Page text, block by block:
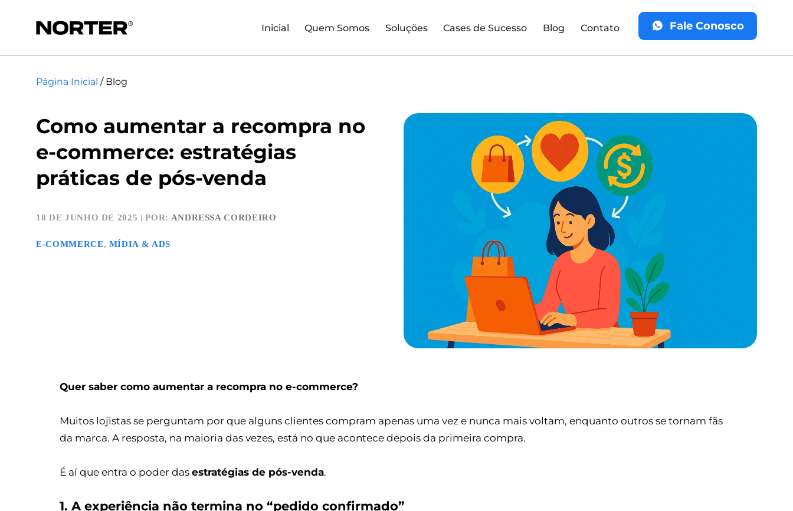
Inicial Quem Somos Soluções Cases de Sucesso Blog Contato Fale Conosco
Página Inicial / Blog
Como aumentar a recompra no
e-commerce: estratégias
práticas de pós-venda
18 DE JUNHO DE 2025 |POR: ANDRESSA CORDEIRO
E-COMMERCE, MÍDIA & ADS
Quer saber como aumentar a recompra no e-commerce?
Muitos lojistas se perguntam por que alguns clientes compram apenas uma vez e nunca mais voltam, enquanto outros se tornam fãs
da marca. A resposta, na maioria das vezes, está no que acontece depois da primeira compra.
É aí que entra o poder dasestratégias de pós-venda.
1. A experiência não termina no “pedido confirmado”